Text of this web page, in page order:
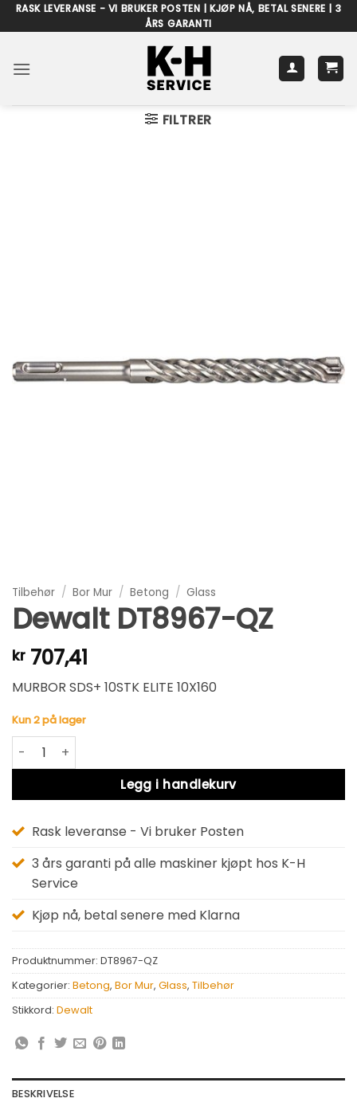
Skip
to
RASK LEVERANSE - VI BRUKER POSTEN | KJØP NÅ, BETAL SENERE | 3
ÅRS GARANTI
FILTRER
Tilbehør / Bor Mur / Betong / Glass
Dewalt DT8967-QZ
kr 707,41
MURBOR SDS+ 10STK ELITE 10X160
Kun 2 på lager
Dewalt DT8967-QZ antall
Legg i handlekurv
Alternative:
Rask leveranse - Vi bruker Posten
3 års garanti på alle maskiner kjøpt hos K-H
Service
Kjøp nå, betal senere med Klarna
Produktnummer: DT8967-QZ
Kategorier: Betong, Bor Mur, Glass, Tilbehør
Stikkord: Dewalt
BESKRIVELSE